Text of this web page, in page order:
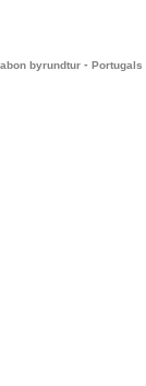
byrundtur - Portugals